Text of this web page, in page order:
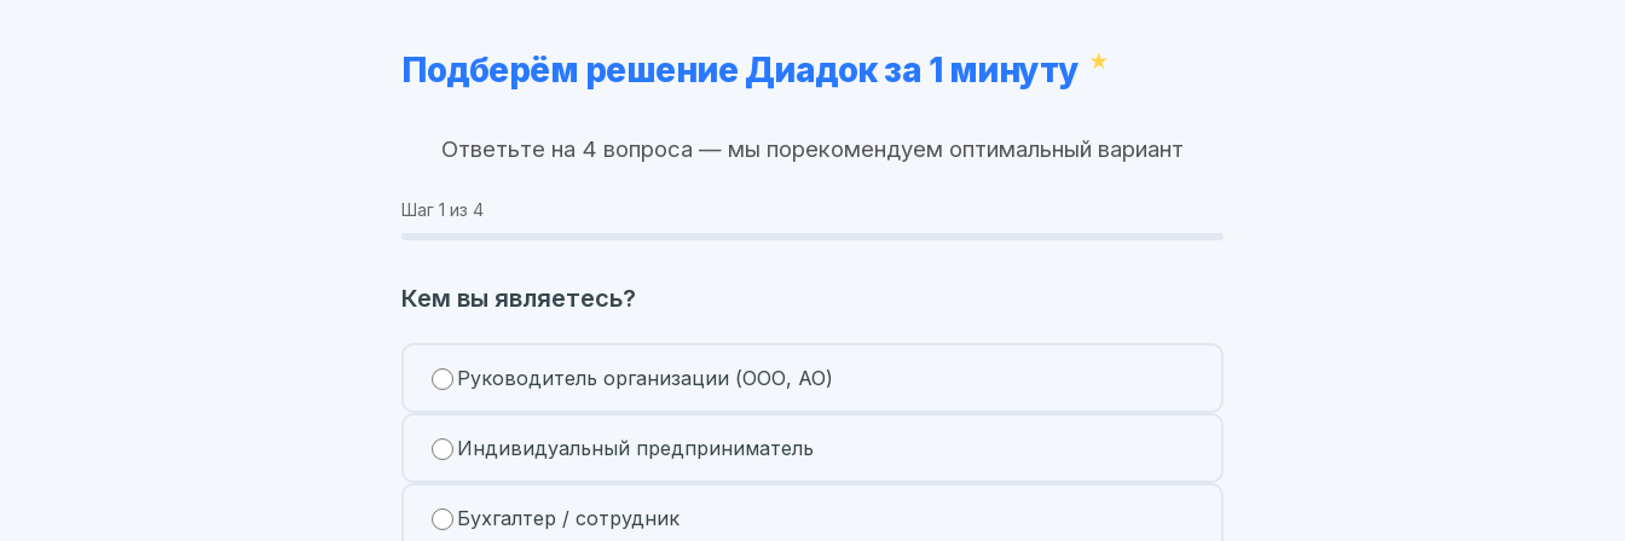
Подберём решение Диадок за 1 минуту
Ответьте на 4 вопроса — мы порекомендуем оптимальный вариант
Шаг 1 из 4
Кем вы являетесь?
Руководитель организации (ООО, АО)
Индивидуальный предприниматель
Бухгалтер / сотрудник